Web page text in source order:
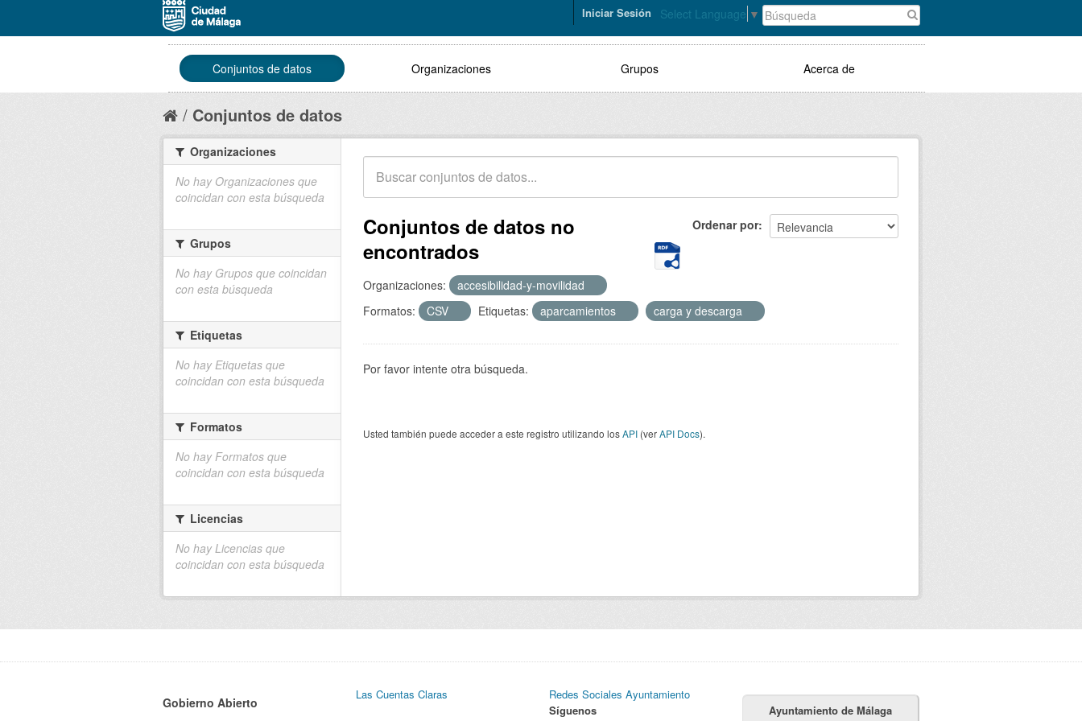
Select Language ▼
Iniciar Sesión
Conjuntos de datos Organizaciones Grupos Acerca de
Conjuntos de datos
Ordenar por
Conjuntos de datos no
encontrados
Organizaciones:
accesibilidad-y-movilidad
Formatos:
CSV Etiquetas: aparcamientos carga y descarga
Por favor intente otra búsqueda.
Usted también puede acceder a este registro utilizando losAPI (verAPI Docs).
Organizaciones
No hay Organizaciones que
coincidan con esta búsqueda
Grupos
No hay Grupos que coincidan
con esta búsqueda
Etiquetas
No hay Etiquetas que
coincidan con esta búsqueda
Formatos
No hay Formatos que
coincidan con esta búsqueda
Licencias
No hay Licencias que
coincidan con esta búsqueda
Gobierno Abierto
Las Cuentas Claras
Redes Sociales Ayuntamiento
Síguenos
Ayuntamiento de Málaga